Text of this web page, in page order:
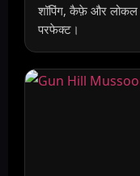
शॉपिंग, कैफ़े और लोकल
परफेक्ट।